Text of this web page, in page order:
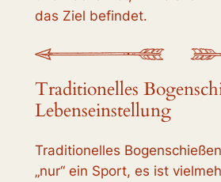
das Ziel befindet.
Traditionelles
Lebenseinstellung
Traditionelles
„nur“ ein Sport, es ist